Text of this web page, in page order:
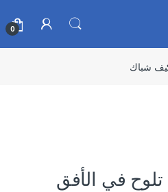
0
شباك
تلوح في الأفق